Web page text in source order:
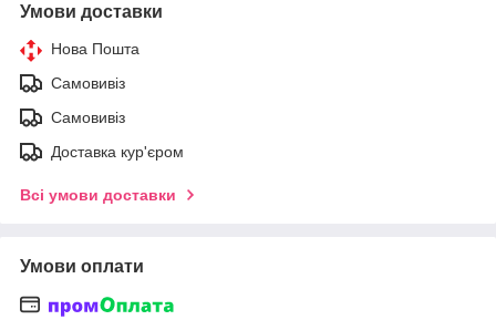
Умови доставки
Нова Пошта
Самовивіз
Самовивіз
Доставка кур'єром
Всі умови доставки
Умови оплати